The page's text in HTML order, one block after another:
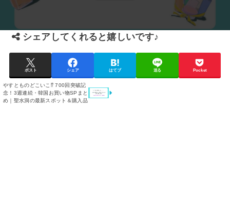
シェアしてくれると嬉しいです♪
ポスト シェア はてブ 送る Pocket
やすとものどこいこ⁉︎ 700回突破記
念！3週連続・韓国お買い物SPまと
め｜聖水洞の最新スポット＆購入品